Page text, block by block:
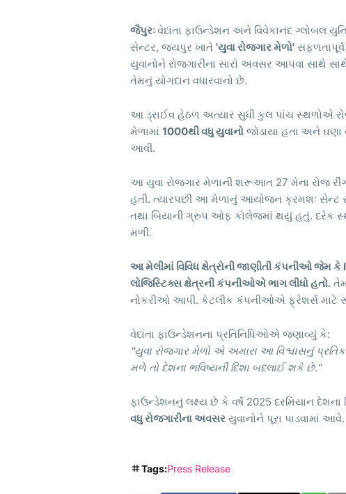
જૈપુરઃવેદાંતા ફાઉન્ડેશન અને વિવેકાનંદ ગ્લોબલ
સેન્ટર, જયપુર ખાતે 'યુવા રોજગાર મેળો'
યુવાનોને રોજગારીના સારો અવસર આપવા સાથે
તેમનું યોગદાન વધારવાનો છે.
આ ડ્રાઈવ હેઠળ અત્યાર સુધી કુલ પાંચ સ્થળોએ
મેળામાં 1000થી વધુ યુવાનો જોડાયા હતા અને
આવી.
આ યુવા રોજગાર મેળાની શરૂઆત 27 મેના રોજ
હતી. ત્યારપછી આ મેળાનું આયોજન ક્રમશઃ સેન્ટ
તથા બિયાની ગ્રુપ ઓફ કોલેજમાં થયું હતું. દરેક
મળી.
આ મેલીમાં વિવિધ ક્ષેત્રોની જાણીતી કંપનીઓ જેમ કે
લોજિસ્ટિક્સ ક્ષેત્રની કંપનીઓએ ભાગ લીધો હતો.
નોકરીઓ આપી. કેટલીક કંપનીઓએ ફ્રેશર્સ માટે
વેદાંતા ફાઉન્ડેશનના પ્રતિનિધિઓએ જણાવ્યું કે:
"યુવા રોજગાર મેળો એ અમારા આ વિશ્વાસનું
મળે તો દેશના ભવિષ્યની દિશા બદલાઈ શકે છે."
ફાઉન્ડેશનનું લક્ષ્ય છે કે વર્ષ 2025 દરમિયાન
વધુ રોજગારીના અવસર યુવાનોને પૂરા પાડવામાં આવે.
Tags:Press Release